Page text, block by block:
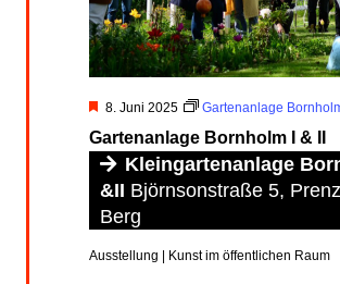
Gartenanlage Bornholm I & II
Hervorgehoben
8. Juni 2025 Gartenanlage
Kleingartenanlage
&II Björnsonstraße 5,
Berg
Ausstellung | Kunst im öffentlichen Raum